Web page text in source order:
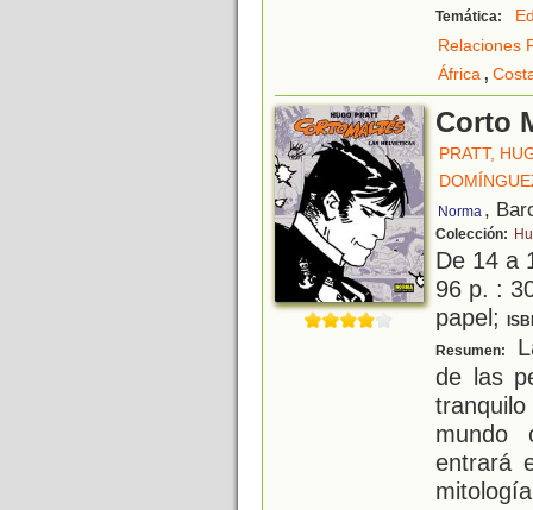
Temática:
Relaciones
África,
Corto
PRATT,
Norma ,
Colección:
De 14 a
96 p. :
papel;
Resumen:
de las
mundo
entrará